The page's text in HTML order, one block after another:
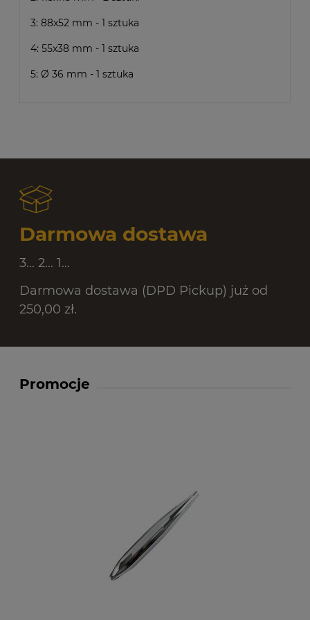
3: 88x52 mm - 1 sztuka
4: 55x38 mm - 1 sztuka
5: Ø 36 mm - 1 sztuka
Darmowa dostawa
3... 2... 1...
Darmowa dostawa (DPD Pickup) już od
250,00 zł.
Promocje